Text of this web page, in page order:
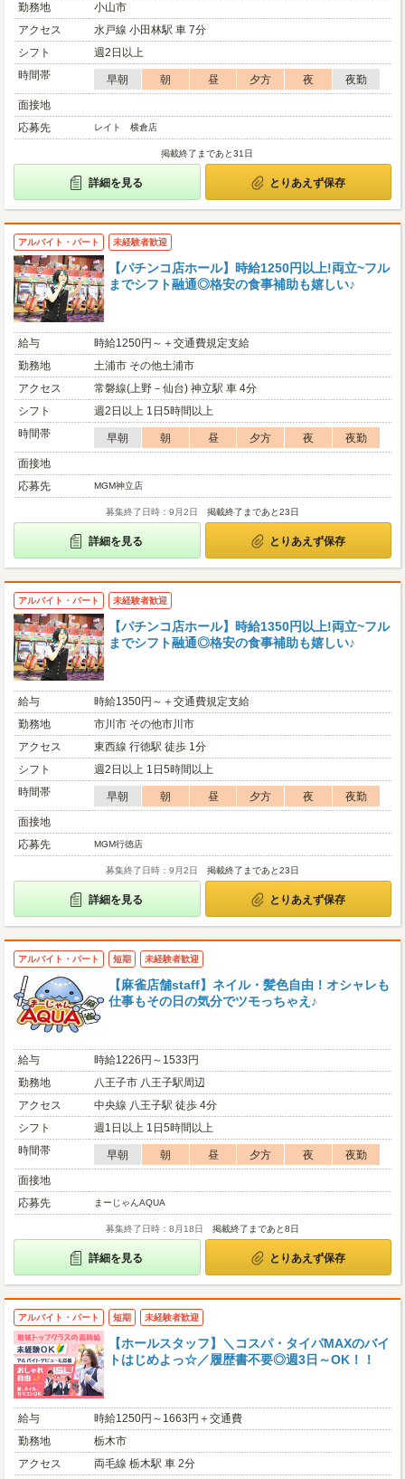
勤務地
小山市
アクセス
水戸線 小田林駅 車 7分
シフト
週2日以上
時間帯
早朝 朝 昼 夕方 夜
夜勤
面接地
応募先
レイト 横倉店
掲載終了まであと31日
詳細を見る とりあえず保存
アルバイト・パート 未経験者歓迎
【パチンコ店ホール】時給1250円以上!両立~フル
までシフト融通◎格安の食事補助も嬉しい♪
給与
時給1250円～＋交通費規定支給
勤務地
土浦市 その他土浦市
アクセス
常磐線(上野－仙台) 神立駅 車 4分
シフト
週2日以上 1日5時間以上
時間帯
早朝 朝 昼 夕方 夜
夜勤
面接地
応募先
MGM神立店
募集終了日時：9月2日 掲載終了まであと23日
詳細を見る とりあえず保存
アルバイト・パート 未経験者歓迎
【パチンコ店ホール】時給1350円以上!両立~フル
までシフト融通◎格安の食事補助も嬉しい♪
給与
時給1350円～＋交通費規定支給
勤務地
市川市 その他市川市
アクセス
東西線 行徳駅 徒歩 1分
シフト
週2日以上 1日5時間以上
時間帯
早朝 朝 昼 夕方 夜
夜勤
面接地
応募先
MGM行徳店
募集終了日時：9月2日 掲載終了まであと23日
詳細を見る とりあえず保存
アルバイト・パート 短期 未経験者歓迎
【麻雀店舗staff】ネイル・髪色自由！オシャレも
仕事もその日の気分でツモっちゃえ♪
給与
時給1226円～1533円
勤務地
八王子市 八王子駅周辺
アクセス
中央線 八王子駅 徒歩 4分
シフト
週1日以上 1日5時間以上
時間帯
早朝 朝 昼 夕方 夜
夜勤
面接地
応募先
まーじゃんAQUA
募集終了日時：8月18日 掲載終了まであと8日
詳細を見る とりあえず保存
アルバイト・パート 短期 未経験者歓迎
【ホールスタッフ】＼コスパ・タイパMAXのバイ
トはじめよっ☆／履歴書不要◎週3日～OK！！
給与
時給1250円～1663円＋交通費
勤務地
栃木市
アクセス
両毛線 栃木駅 車 2分